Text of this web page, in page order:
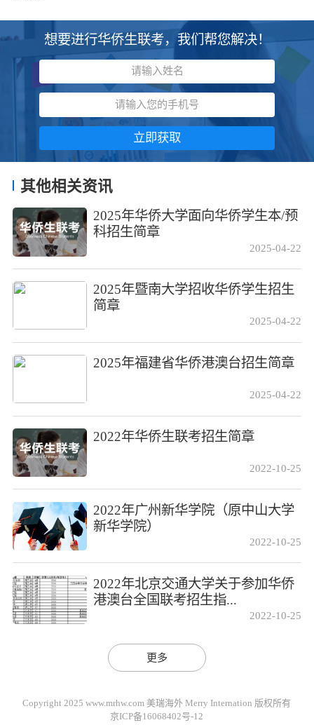
想要进行华侨生联考，我们帮您解决！
立即获取
其他相关资讯
2025年华侨大学面向华侨学生本/预
科招生简章
2025-04-22
2025年暨南大学招收华侨学生招生
简章
2025-04-22
2025年福建省华侨港澳台招生简章
2025-04-22
2022年华侨生联考招生简章
2022-10-25
2022年广州新华学院（原中山大学
新华学院）
2022-10-25
2022年北京交通大学关于参加华侨
港澳台全国联考招生指...
2022-10-25
更多
Copyright 2025 www.mrhw.com 美瑞海外 Merry Internation 版权所有
京ICP备16068402号-12